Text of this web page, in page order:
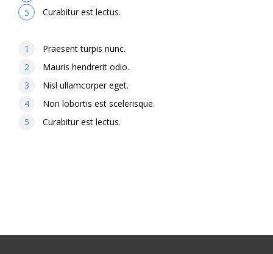
Curabitur est lectus.
Praesent turpis nunc.
Mauris hendrerit odio.
Nisl ullamcorper eget.
Non lobortis est scelerisque.
Curabitur est lectus.